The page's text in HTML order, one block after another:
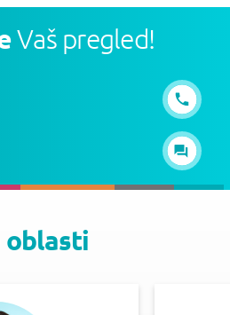
Vaš pregled!
oblasti